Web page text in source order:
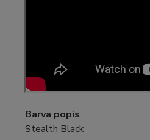
Barva popis
Stealth Black